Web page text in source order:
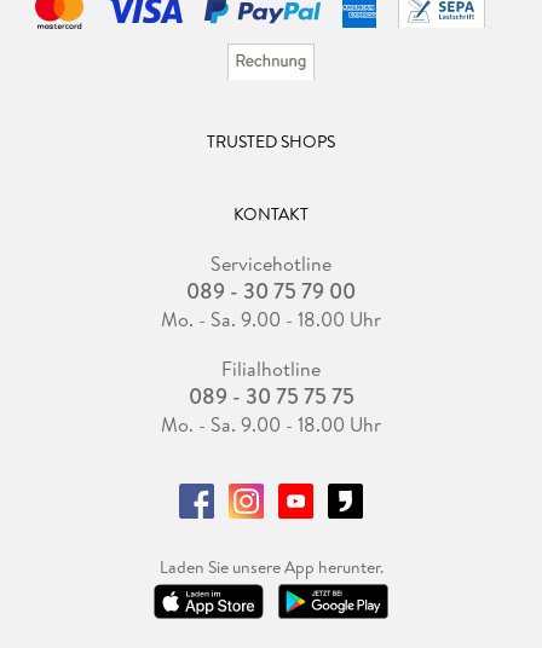
TRUSTED SHOPS
KONTAKT
Servicehotline
089 - 30 75 79 00
Mo. - Sa. 9.00 - 18.00 Uhr
Filialhotline
089 - 30 75 75 75
Mo. - Sa. 9.00 - 18.00 Uhr
Laden Sie unsere App herunter.